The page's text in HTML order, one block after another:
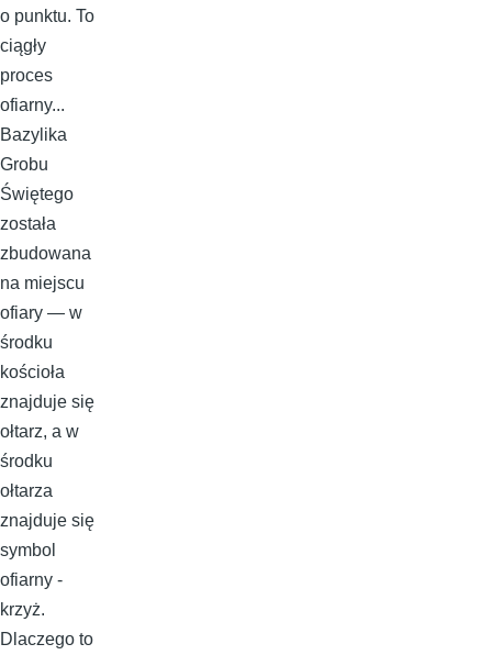
o punktu. To
ciągły
proces
ofiarny...
Bazylika
Grobu
Świętego
została
zbudowana
na miejscu
ofiary — w
środku
kościoła
znajduje się
ołtarz, a w
środku
ołtarza
znajduje się
symbol
ofiarny -
krzyż.
Dlaczego to